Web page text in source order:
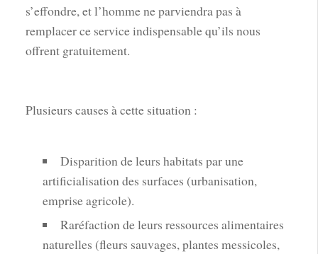
s’effondre, et l’homme ne parviendra pas à
remplacer ce service indispensable qu’ils nous
offrent gratuitement.
Plusieurs causes à cette situation :
Disparition de leurs habitats par une
artificialisation des surfaces (urbanisation,
emprise agricole).
Raréfaction de leurs ressources alimentaires
naturelles (fleurs sauvages, plantes messicoles,